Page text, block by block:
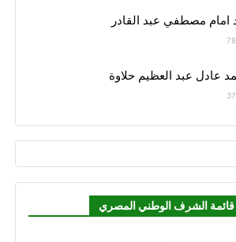
مصطفي عبد القادر
عادل عبد العظيم حلاوة
الشرف الوطني المصري